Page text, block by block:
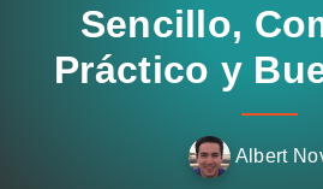
Sencillo,
Práctico y
Albert